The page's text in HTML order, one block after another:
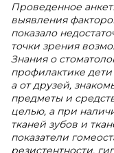
Проведенное
выявления
показало
точки зрения
Знания о
профилактике дети
а от друзей,
предметы и
целью, а при
тканей зубов и
показатели
резистентности,